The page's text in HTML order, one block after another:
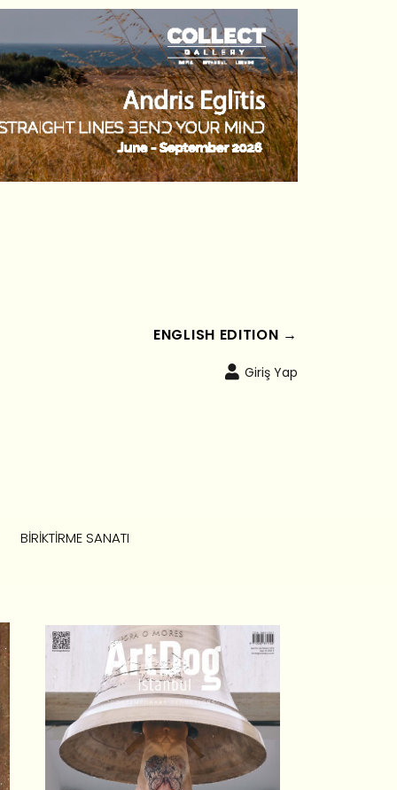
ENGLISH EDITION →
Giriş Yap
BIRIKTIRME SANATI